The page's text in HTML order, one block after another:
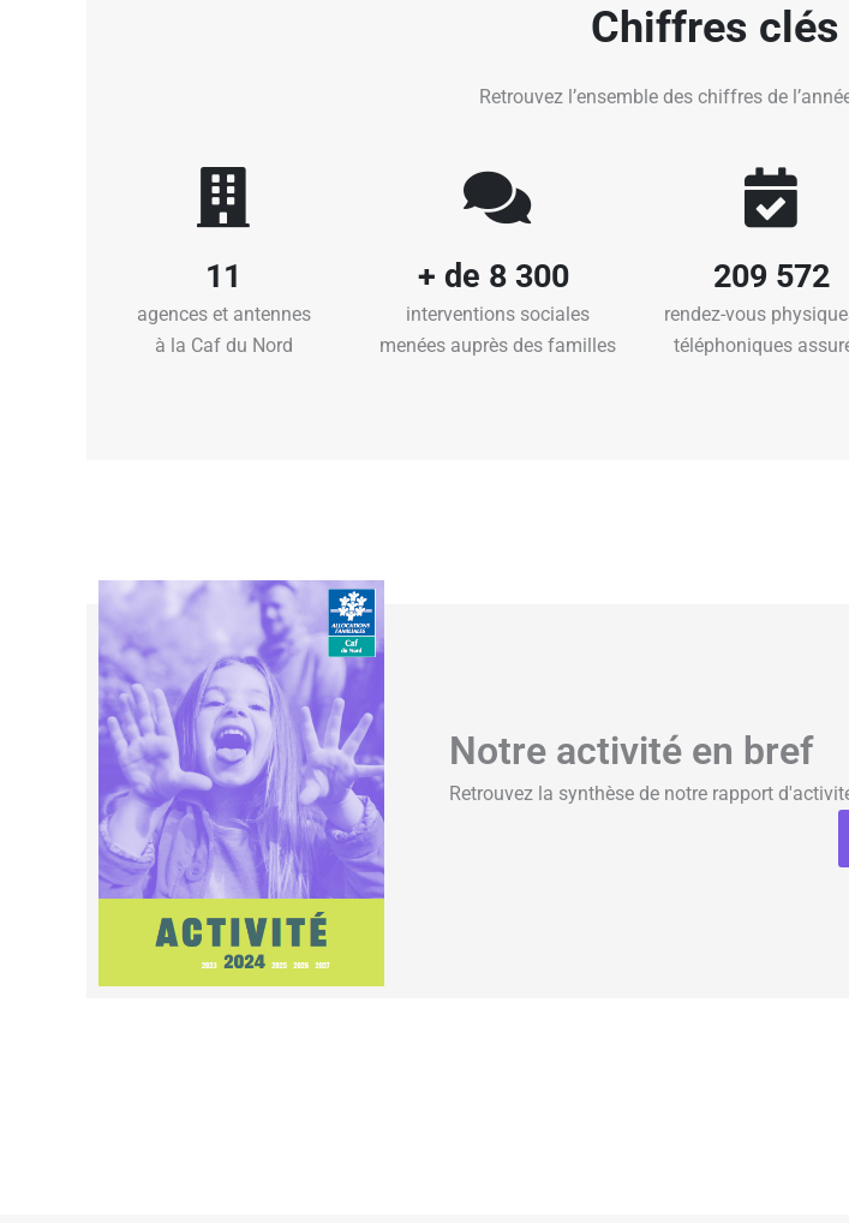
Chiffres
Retrouvez l’ensemble des chiffres de
11
agences et antennes
à la Caf du Nord
+ de 8 300
interventions sociales
menéesauprès des familles
209 572
rendez-vous
téléphoniques
Notre activité en bref
Retrouvez la synthèse de notre rapport